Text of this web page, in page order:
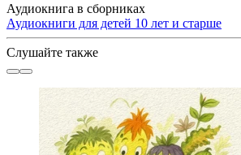
Аудиокнига в сборниках
Аудиокниги для детей 10 лет и старше
Слушайте также